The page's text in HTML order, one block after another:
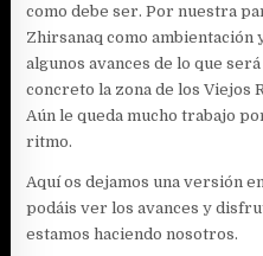
como debe ser. Por nuestra
Zhirsanaq como ambientación
algunos avances de lo que
concreto la zona de los Viejos
Aún le queda mucho trabajo
ritmo.
Aquí os dejamos una versión
podáis ver los avances y
estamos haciendo nosotros.